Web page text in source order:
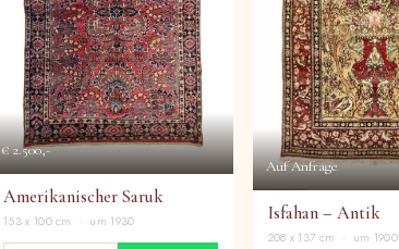
€ 2.500,-
Amerikanischer Saruk
153 x 100 cm · um 1930
Auf Anfrage
Isfahan – Antik
208 x 137 cm · um 1900